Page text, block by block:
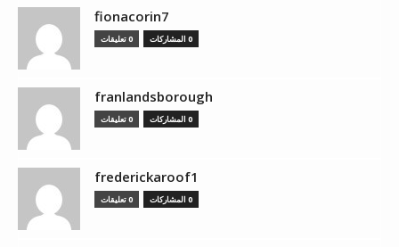
fionacorin7
0 المشاركات 0 تعليقات
franlandsborough
0 المشاركات 0 تعليقات
frederickaroof1
0 المشاركات 0 تعليقات